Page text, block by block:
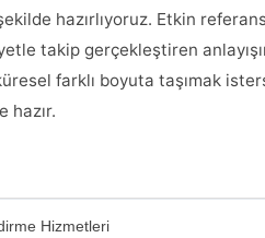
hazırlıyoruz. Etkin
takip gerçekleştiren
farklı boyuta taşımak
hazır.
Hizmetleri